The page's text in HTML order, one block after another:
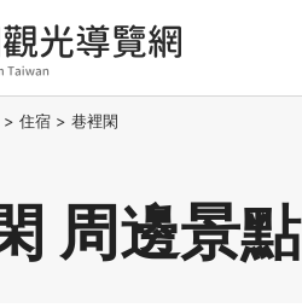
> 住宿 > 巷裡閑
周邊景點